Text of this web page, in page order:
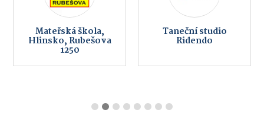
Mateřská škola,
Hlinsko, Rubešova
1250
Taneční studio
Ridendo